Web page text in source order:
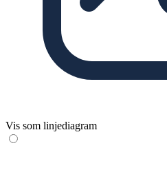
Vis som linjediagram